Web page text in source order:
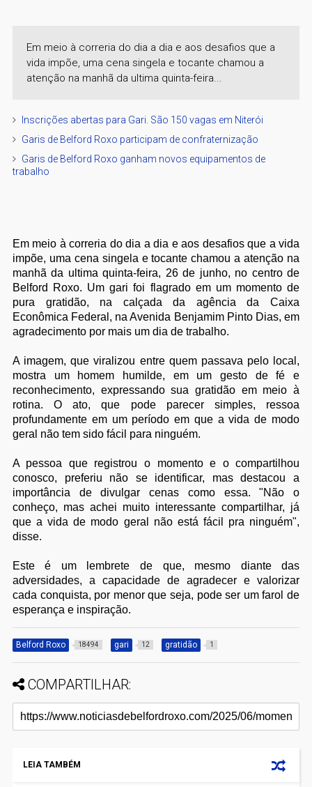
Em meio à correria do dia a dia e aos desafios que a
vida impõe, uma cena singela e tocante chamou a
atenção na manhã da ultima quinta-feira...
Inscrições abertas para Gari. São 150 vagas em Niterói
Garis de Belford Roxo participam de confraternização
Garis de Belford Roxo ganham novos equipamentos de
trabalho
Em meio à correria do dia a dia e aos desafios que a vida
impõe, uma cena singela e tocante chamou a atenção na
manhã da ultima quinta-feira, 26 de junho, no centro de
Belford Roxo. Um gari foi flagrado em um momento de
pura gratidão, na calçada da agência da Caixa
Econômica Federal, na Avenida Benjamim Pinto Dias, em
agradecimento por mais um dia de trabalho.
A imagem, que viralizou entre quem passava pelo local,
mostra um homem humilde, em um gesto de fé e
reconhecimento, expressando sua gratidão em meio à
rotina. O ato, que pode parecer simples, ressoa
profundamente em um período em que a vida de modo
geral não tem sido fácil para ninguém.
A pessoa que registrou o momento e o compartilhou
conosco, preferiu não se identificar, mas destacou a
importância de divulgar cenas como essa. "Não o
conheço, mas achei muito interessante compartilhar, já
que a vida de modo geral não está fácil pra ninguém",
disse.
Este é um lembrete de que, mesmo diante das
adversidades, a capacidade de agradecer e valorizar
cada conquista, por menor que seja, pode ser um farol de
esperança e inspiração.
Belford Roxo 18494 gari 12 gratidão 1
COMPARTILHAR:
LEIA TAMBÉM